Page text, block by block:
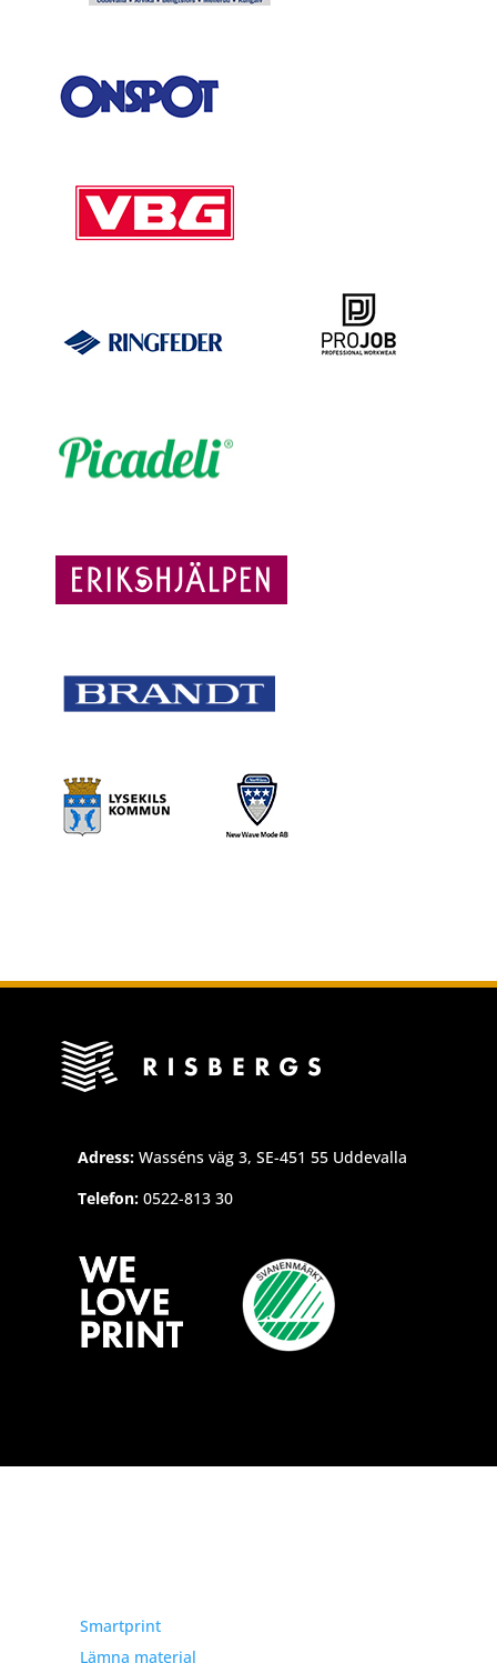
Adress:Wasséns väg 3, SE-451 55 Uddevalla
Telefon:0522-813 30
Smartprint
Lämna material